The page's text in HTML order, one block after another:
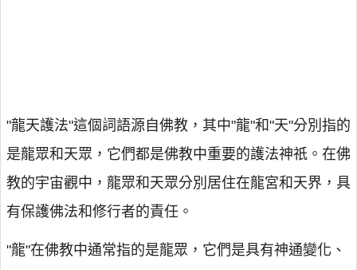
"龍天護法"這個詞語源自佛教，其中"龍"和"天"分別指的
是龍眾和天眾，它們都是佛教中重要的護法神祇。在佛
教的宇宙觀中，龍眾和天眾分別居住在龍宮和天界，具
有保護佛法和修行者的責任。
"龍"在佛教中通常指的是龍眾，它們是具有神通變化、